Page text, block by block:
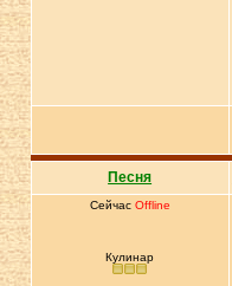
Песня
Сейчас Offline
Кулинар